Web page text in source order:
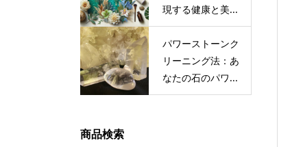
現する健康と美...
パワーストーンク
リーニング法：あ
なたの石のパワ...
商品検索